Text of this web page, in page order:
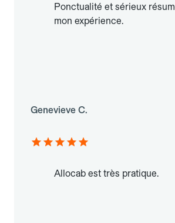
Ponctualité et sérieux
mon expérience.
Genevieve C.
Allocab est très pratique.